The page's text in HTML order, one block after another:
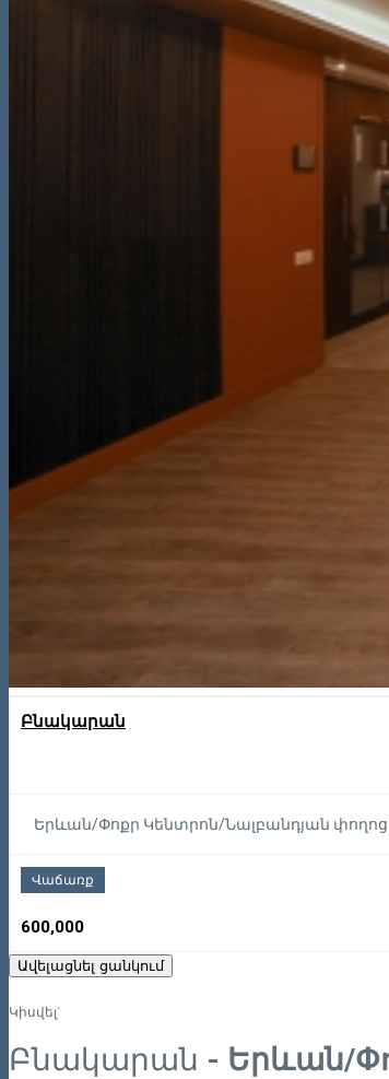
Բնակարան
Երևան/Փոքր Կենտրոն/Նալբանդյան փողոց
Վաճառք
600,000
Ավելացնել ցանկում
Կիսվել`
Բնակարան - Երևան/